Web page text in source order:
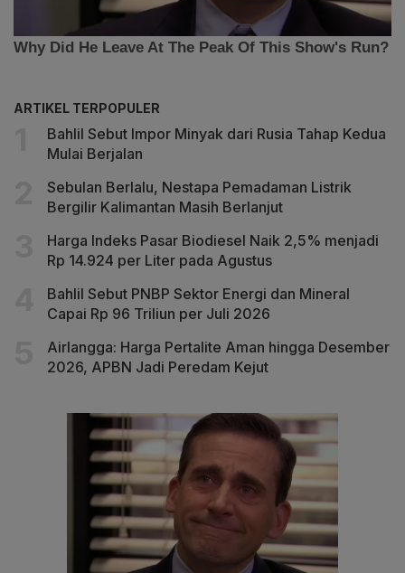
ARTIKEL TERPOPULER
Bahlil Sebut Impor Minyak dari Rusia Tahap Kedua
Mulai Berjalan
Sebulan Berlalu, Nestapa Pemadaman Listrik
Bergilir Kalimantan Masih Berlanjut
Harga Indeks Pasar Biodiesel Naik 2,5% menjadi
Rp 14.924 per Liter pada Agustus
Bahlil Sebut PNBP Sektor Energi dan Mineral
Capai Rp 96 Triliun per Juli 2026
Airlangga: Harga Pertalite Aman hingga Desember
2026, APBN Jadi Peredam Kejut